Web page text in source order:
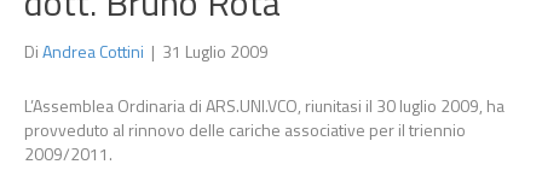
DiAndrea Cottini | 31 Luglio 2009
L’Assemblea Ordinaria di ARS.UNI.VCO, riunitasi il 30 luglio 2009, ha
provveduto al rinnovo delle cariche associative per il triennio
2009/2011.